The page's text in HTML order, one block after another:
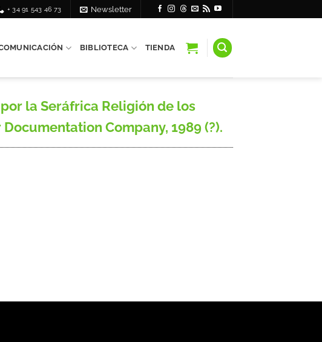
+ 34 91 543 46 73 Newsletter
BIBLIOTECA TIENDA
por la Seráfrica Religión de los
Company, 1989 (?).